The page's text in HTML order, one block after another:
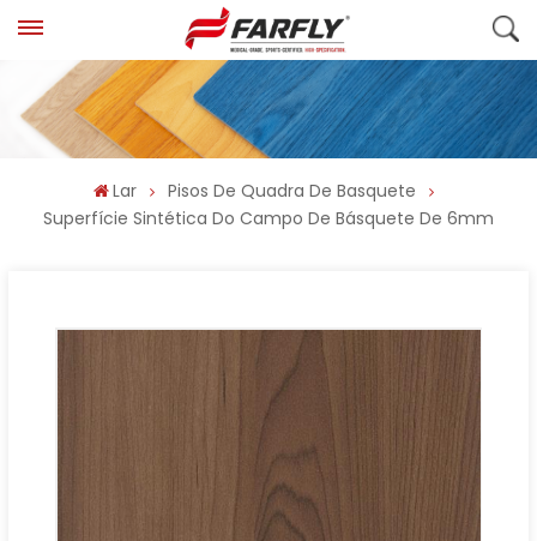
Lar
Pisos De Quadra De Basquete
Superfície Sintética Do Campo De Básquete De 6mm